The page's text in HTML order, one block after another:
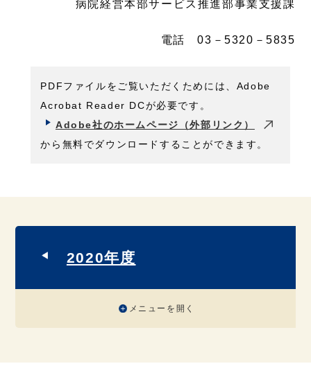
病院経営本部サービス推進部事業支援課
電話 03－5320－5835
PDFファイルをご覧いただくためには、Adobe
Acrobat Reader DCが必要です。
Adobe社のホームページ（外部リンク）
から無料でダウンロードすることができます。
2020年度
メニューを開く